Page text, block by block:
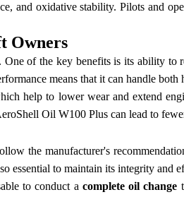
and oxidative stability. Pilots and
Owners
of the key benefits is its ability
means that it can handle
help to lower wear and extend
Oil W100 Plus can lead to
the manufacturer's
essential to maintain its integrity and
to conduct a complete oil change